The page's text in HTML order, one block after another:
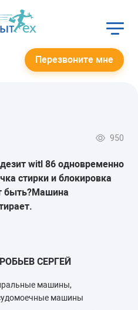
Перезвоните мне
950
witl 86 одновременно
стирки и блокировка
быть?Машина
СЕРГЕЙ
машины,
машины